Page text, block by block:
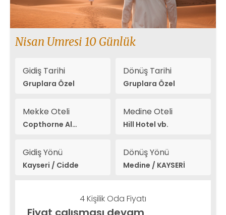
Nisan Umresi 10 Günlük
Gidiş Tarihi
Gruplara Özel
Dönüş Tarihi
Gruplara Özel
Mekke Oteli
Copthorne Al
Medine Oteli
Hill Hotel vb.
Gidiş Yönü
Kayseri / Cidde
Dönüş Yönü
Medine / KAYSERİ
4 Kişilik Oda Fiyatı